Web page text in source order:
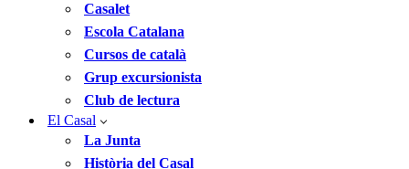
Casalet
Escola Catalana
Cursos de català
Grup excursionista
Club de lectura
El Casal
La Junta
Història del Casal